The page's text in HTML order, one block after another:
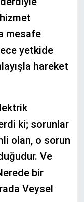
mesafe
yetkide
hareket
ki; sorunlar
olan, o sorun
Ve
bir
Veysel